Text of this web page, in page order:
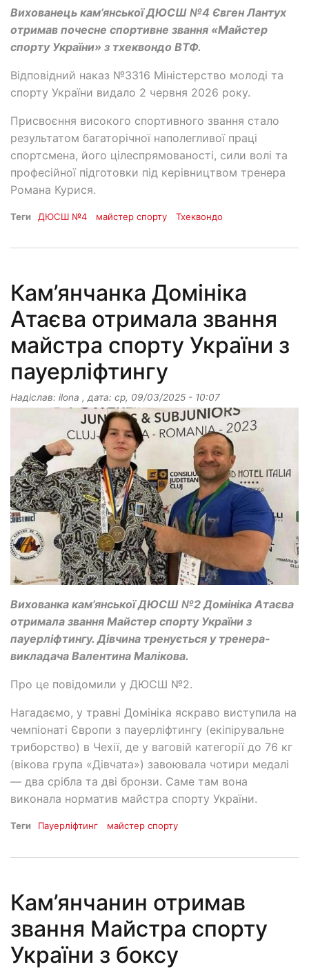
Вихованець кам’янської ДЮСШ №4 Євген Лантух
отримав почесне спортивне звання «Майстер
спорту України» з тхеквондо ВТФ.
Відповідний наказ №3316 Міністерство молоді та
спорту України видало 2 червня 2026 року.
Присвоєння високого спортивного звання стало
результатом багаторічної наполегливої праці
спортсмена, його цілеспрямованості, сили волі та
професійної підготовки під керівництвом тренера
Романа Курися.
Теги ДЮСШ №4 майстер спорту Тхеквондо
Кам’янчанка Домініка
Атаєва отримала звання
майстра спорту України з
пауерліфтингу
Надіслав: ilona , дата: ср, 09/03/2025 - 10:07
Вихованка кам’янської ДЮСШ №2 Домініка Атаєва
отримала звання Майстер спорту України з
пауерліфтингу. Дівчина тренується у тренера-
викладача Валентина Малікова.
Про це повідомили у ДЮСШ №2.
Нагадаємо, у травні Домініка яскраво виступила на
чемпіонаті Європи з пауерліфтингу (екіпірувальне
триборство) в Чехії, де у ваговій категорії до 76 кг
(вікова група «Дівчата») завоювала чотири медалі
— два срібла та дві бронзи. Саме там вона
виконала норматив майстра спорту України.
Теги Пауерліфтинг майстер спорту
Кам’янчанин отримав
звання Майстра спорту
України з боксу